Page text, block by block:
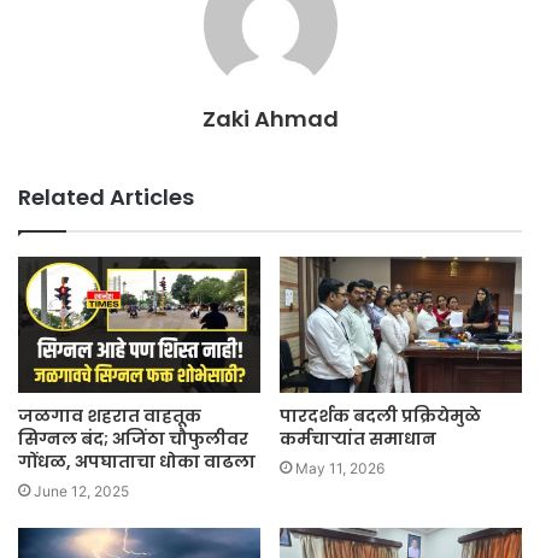
Zaki Ahmad
Related Articles
जळगाव शहरात वाहतूक
सिग्नल बंद; अजिंठा चौफुलीवर
गोंधळ, अपघाताचा धोका वाढला
June 12, 2025
पारदर्शक बदली प्रक्रियेमुळे
कर्मचाऱ्यांत समाधान
May 11, 2026